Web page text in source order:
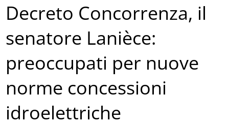
Decreto Concorrenza, il
senatore Lanièce:
preoccupati per nuove
norme concessioni
idroelettriche